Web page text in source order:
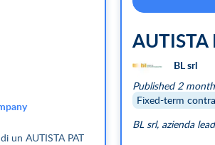
un AUTISTA PAT
AUTISTA
BL srl
Published 2
Fixed-term
BL srl, azienda